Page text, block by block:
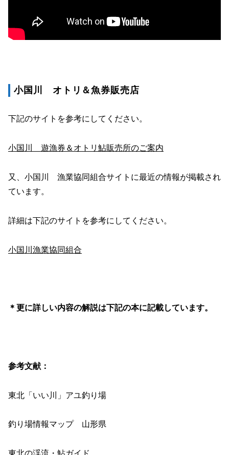
小国川 オトリ＆魚券販売店
下記のサイトを参考にしてください。
小国川 遊漁券＆オトリ鮎販売所のご案内
又、小国川 漁業協同組合サイトに最近の情報が掲載され
ています。
詳細は下記のサイトを参考にしてください。
小国川漁業協同組合
＊更に詳しい内容の解説は下記の本に記載しています。
参考文献：
東北「いい川」アユ釣り場
釣り場情報マップ 山形県